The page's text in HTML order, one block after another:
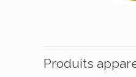
Produits